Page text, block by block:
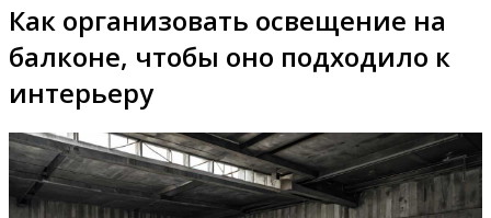
Как организовать освещение на
балконе, чтобы оно подходило к
интерьеру